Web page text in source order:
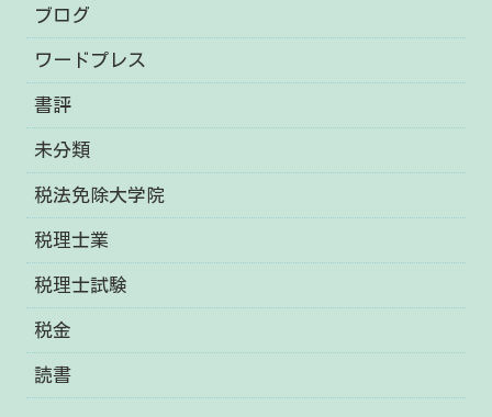
ブログ
ワードプレス
書評
未分類
税法免除大学院
税理士業
税理士試験
税金
読書